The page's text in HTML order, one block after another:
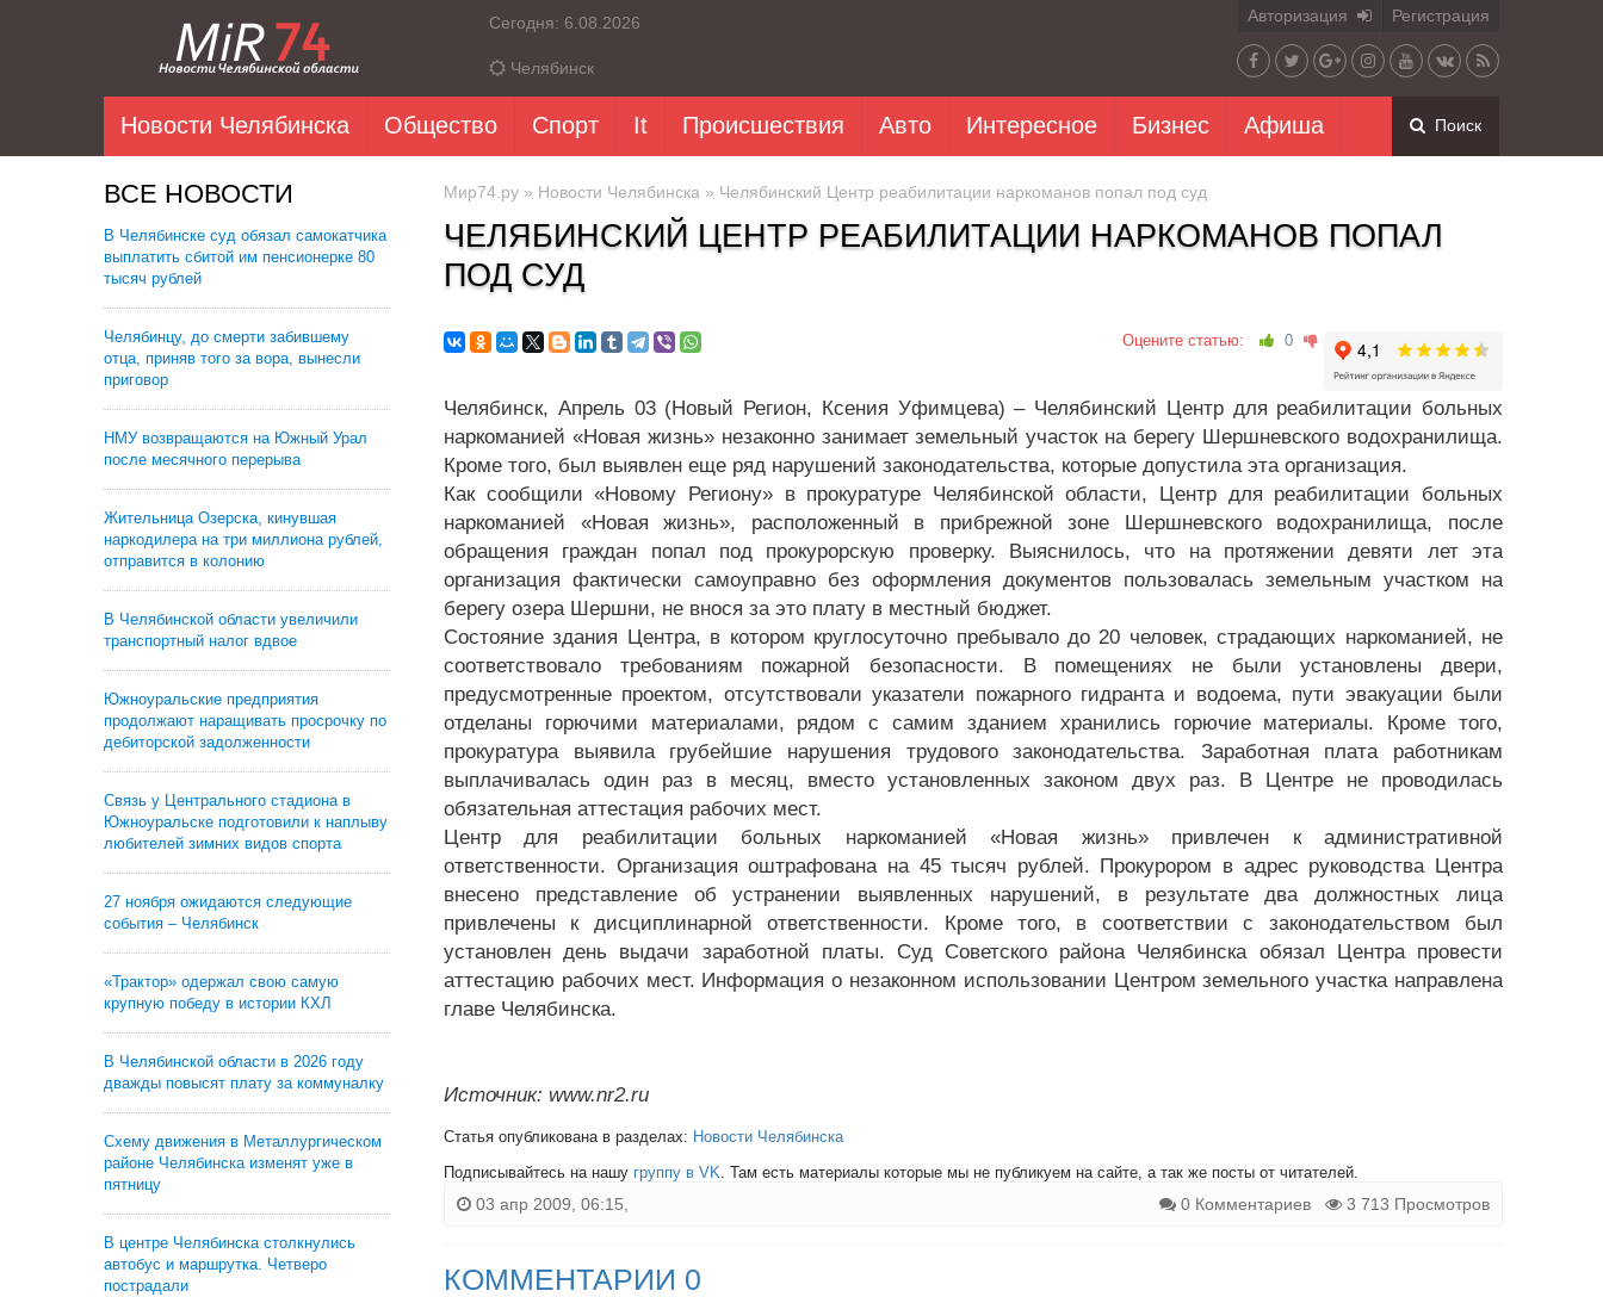
Сегодня: 6.08.2026
Челябинск
Авторизация Регистрация
Новости Челябинска Общество Спорт It Происшествия Авто Интересное Бизнес Афиша Поиск
ВСЕ НОВОСТИ
В Челябинске суд обязал самокатчика
выплатить сбитой им пенсионерке 80
тысяч рублей
Челябинцу, до смерти забившему
отца, приняв того за вора, вынесли
приговор
НМУ возвращаются на Южный Урал
после месячного перерыва
Жительница Озерска, кинувшая
наркодилера на три миллиона рублей,
отправится в колонию
В Челябинской области увеличили
транспортный налог вдвое
Южноуральские предприятия
продолжают наращивать просрочку по
дебиторской задолженности
Связь у Центрального стадиона в
Южноуральске подготовили к наплыву
любителей зимних видов спорта
27 ноября ожидаются следующие
события – Челябинск
«Трактор» одержал свою самую
крупную победу в истории КХЛ
В Челябинской области в 2026 году
дважды повысят плату за коммуналку
Схему движения в Металлургическом
районе Челябинска изменят уже в
пятницу
В центре Челябинска столкнулись
автобус и маршрутка. Четверо
пострадали
Мир74.ру » Новости Челябинска » Челябинский Центр реабилитации наркоманов попал под суд
ЧЕЛЯБИНСКИЙ ЦЕНТР РЕАБИЛИТАЦИИ НАРКОМАНОВ ПОПАЛ
ПОД СУД
Оцените статью: 0
Челябинск, Апрель 03 (Новый Регион, Ксения Уфимцева) – Челябинский Центр для реабилитации больных
наркоманией «Новая жизнь» незаконно занимает земельный участок на берегу Шершневского водохранилища.
Кроме того, был выявлен еще ряд нарушений законодательства, которые допустила эта организация.
Как сообщили «Новому Региону» в прокуратуре Челябинской области, Центр для реабилитации больных
наркоманией «Новая жизнь», расположенный в прибрежной зоне Шершневского водохранилища, после
обращения граждан попал под прокурорскую проверку. Выяснилось, что на протяжении девяти лет эта
организация фактически самоуправно без оформления документов пользовалась земельным участком на
берегу озера Шершни, не внося за это плату в местный бюджет.
Состояние здания Центра, в котором круглосуточно пребывало до 20 человек, страдающих наркоманией, не
соответствовало требованиям пожарной безопасности. В помещениях не были установлены двери,
предусмотренные проектом, отсутствовали указатели пожарного гидранта и водоема, пути эвакуации были
отделаны горючими материалами, рядом с самим зданием хранились горючие материалы. Кроме того,
прокуратура выявила грубейшие нарушения трудового законодательства. Заработная плата работникам
выплачивалась один раз в месяц, вместо установленных законом двух раз. В Центре не проводилась
обязательная аттестация рабочих мест.
Центр для реабилитации больных наркоманией «Новая жизнь» привлечен к административной
ответственности. Организация оштрафована на 45 тысяч рублей. Прокурором в адрес руководства Центра
внесено представление об устранении выявленных нарушений, в результате два должностных лица
привлечены к дисциплинарной ответственности. Кроме того, в соответствии с законодательством был
установлен день выдачи заработной платы. Суд Советского района Челябинска обязал Центра провести
аттестацию рабочих мест. Информация о незаконном использовании Центром земельного участка направлена
главе Челябинска.
Источник: www.nr2.ru
Статья опубликована в разделах: Новости Челябинска
Подписывайтесь на нашу группу в VK. Там есть материалы которые мы не публикуем на сайте, а так же посты от читателей.
03 апр 2009, 06:15, 0 Комментариев 3 713 Просмотров
КОММЕНТАРИИ 0